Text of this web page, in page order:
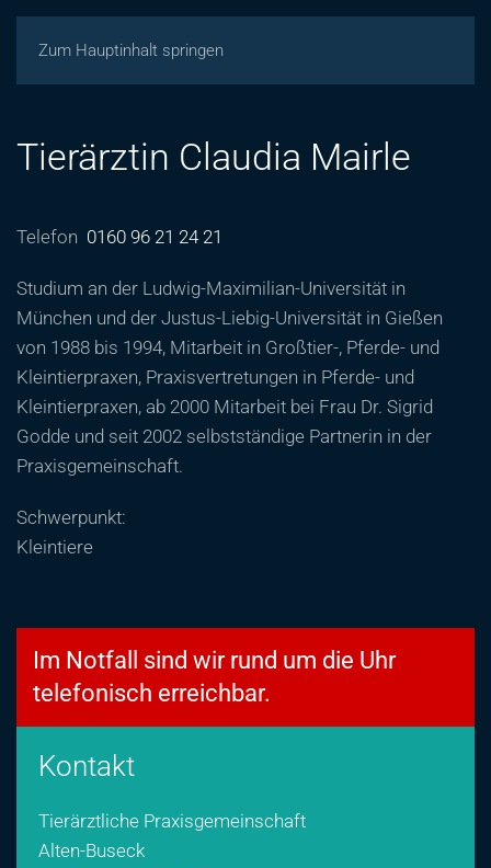
Zum Hauptinhalt springen
Tierärztin Claudia Mairle
Telefon 0160 96 21 24 21
Studium an der Ludwig-Maximilian-Universität in
München und der Justus-Liebig-Universität in Gießen
von 1988 bis 1994, Mitarbeit in Großtier-, Pferde- und
Kleintierpraxen, Praxisvertretungen in Pferde- und
Kleintierpraxen, ab 2000 Mitarbeit bei Frau Dr. Sigrid
Godde und seit 2002 selbstständige Partnerin in der
Praxisgemeinschaft.
Schwerpunkt:
Kleintiere
Im Notfall sind wir rund um die Uhr
telefonisch erreichbar.
Kontakt
Tierärztliche Praxisgemeinschaft
Alten-Buseck